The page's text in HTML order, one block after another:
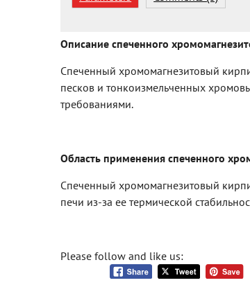
Описание спеченного
Cпеченный хромомагнезитовый
песков и тонкоизмельченных
требованиями.
Область применения спеченного
Спеченный хромомагнезитовый
печи из-за ее термической
Please follow and like us: